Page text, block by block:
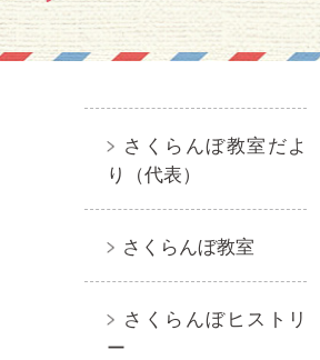
さくらんぼ教室だよ
り（代表）
さくらんぼ教室
さくらんぼヒストリ
ー